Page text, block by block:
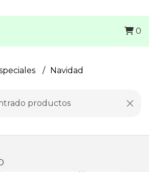
0
Navidad
productos